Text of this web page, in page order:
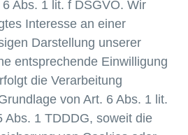
Abs. 1 lit. f DSGVO. Wir
Interesse an einer
Darstellung unserer
entsprechende Einwilligung
die Verarbeitung
von Art. 6 Abs. 1 lit.
Abs. 1 TDDDG, soweit die